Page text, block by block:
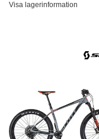
Visa lagerinformation